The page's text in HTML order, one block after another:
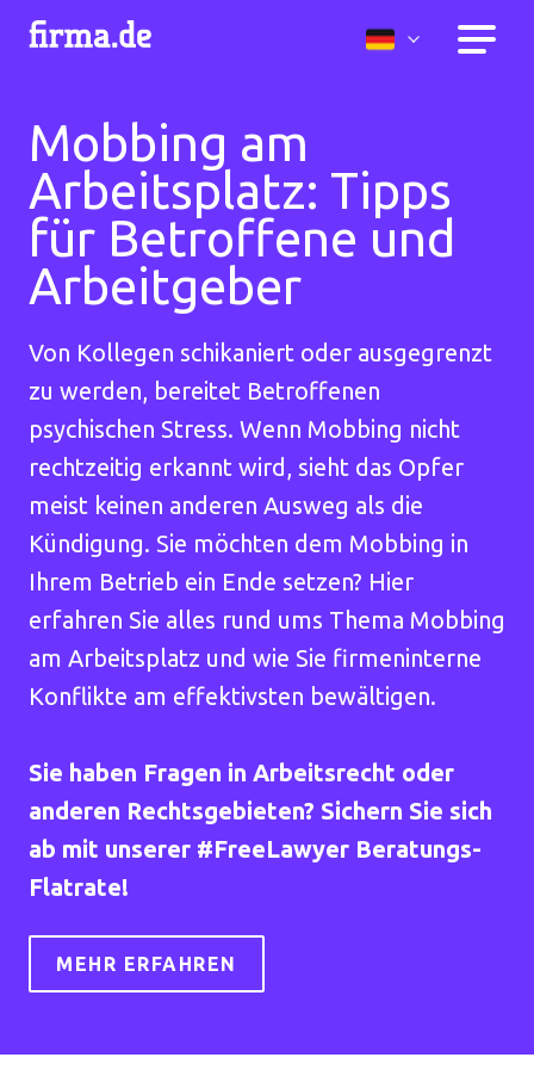
Mobbing am
Arbeitsplatz: Tipps
für Betroffene und
Arbeitgeber
Von Kollegen schikaniert oder ausgegrenzt
zu werden, bereitet Betroffenen
psychischen Stress. Wenn Mobbing nicht
rechtzeitig erkannt wird, sieht das Opfer
meist keinen anderen Ausweg als die
Kündigung. Sie möchten dem Mobbing in
Ihrem Betrieb ein Ende setzen? Hier
erfahren Sie alles rund ums Thema Mobbing
am Arbeitsplatz und wie Sie firmeninterne
Konflikte am effektivsten bewältigen.
Sie haben Fragen in Arbeitsrecht oder
anderen Rechtsgebieten? Sichern Sie sich
ab mit unserer #FreeLawyer Beratungs-
Flatrate!
MEHR ERFAHREN